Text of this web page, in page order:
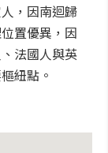
，因南迴歸
置優異，因
法國人與英
紐點。